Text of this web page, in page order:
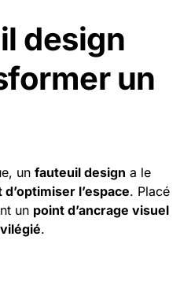
design
un
un fauteuil design a le
l’espace. Placé
un point d’ancrage visuel
.